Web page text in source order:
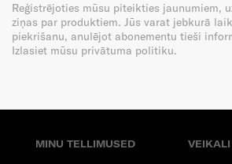
Reģistrējoties mūsu piteikties jaunumiem,
ziņas par produktiem. Jūs varat jebkurā
piekrišanu, anulējot abonementu tieši
Izlasiet mūsu privātuma politiku.
MINU TELLIMUSED VEIKALI